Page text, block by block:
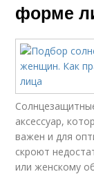
форме
аксессуар,
важен и для
скроют
или женскому